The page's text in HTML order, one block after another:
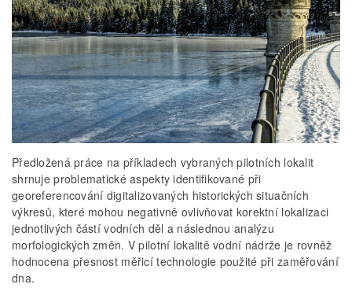
Předložená práce na příkladech vybraných pilotních lokalit
shrnuje problematické aspekty identifikované při
georeferencování digitalizovaných historických situačních
výkresů, které mohou negativně ovlivňovat korektní lokalizaci
jednotlivých částí vodních děl a následnou analýzu
morfologických změn. V pilotní lokalitě vodní nádrže je rovněž
hodnocena přesnost měřicí technologie použité při zaměřování
dna.